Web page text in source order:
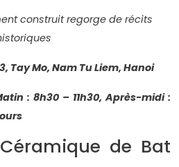
construit regorge de récits
Tay Mo, Nam Tu Liem, Hanoi
: 8h30 – 11h30, Après-midi :
de Bat